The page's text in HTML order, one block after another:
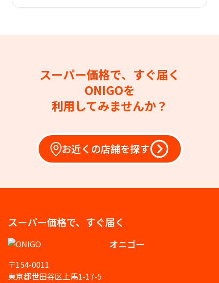
スーパー価格で、すぐ届く
ONIGOを
利用してみませんか？
お近くの店舗を探す
スーパー価格で、すぐ届く
オニゴー
〒154-0011
東京都世田谷区上馬1-17-5